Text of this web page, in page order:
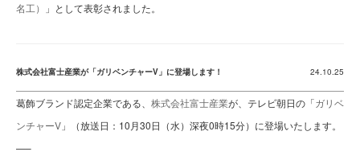
名工）
」として表彰されました。
株式会社富士産業が「ガリベンチャーV」に登場します！ 24.10.25
葛飾ブランド認定企業である、 株式会社富士産業が、テレビ朝日の「ガリベ
ンチャーV 」（放送日：10月30日（水）深夜0時15分）に登場いたします。
—–